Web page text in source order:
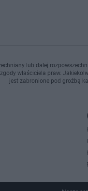
lub dalej
właściciela praw.
jest zabronione pod groźbą